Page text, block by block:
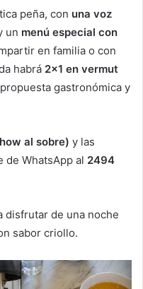
peña, con una voz
un menú especial con
en familia o con
habrá 2×1 en vermut
gastronómica y
al sobre) y las
de WhatsApp al 2494
disfrutar de una noche
sabor criollo.